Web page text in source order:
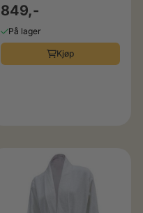
849,-
På lager
Kjøp